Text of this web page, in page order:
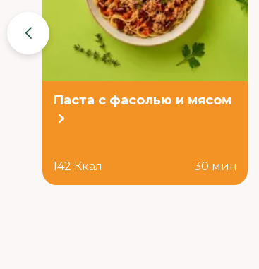
Паста с фасолью и мясом
142 Ккал 30 мин